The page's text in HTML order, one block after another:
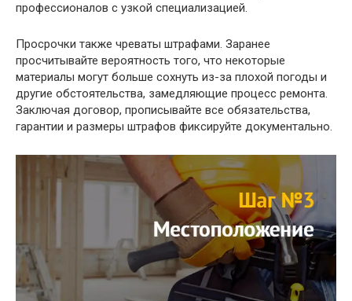
профессионалов с узкой специализацией.
Просрочки также чреваты штрафами. Заранее
просчитывайте вероятность того, что некоторые
материалы могут больше сохнуть из-за плохой погоды и
другие обстоятельства, замедляющие процесс ремонта.
Заключая договор, прописывайте все обязательства,
гарантии и размеры штрафов фиксируйте документально.